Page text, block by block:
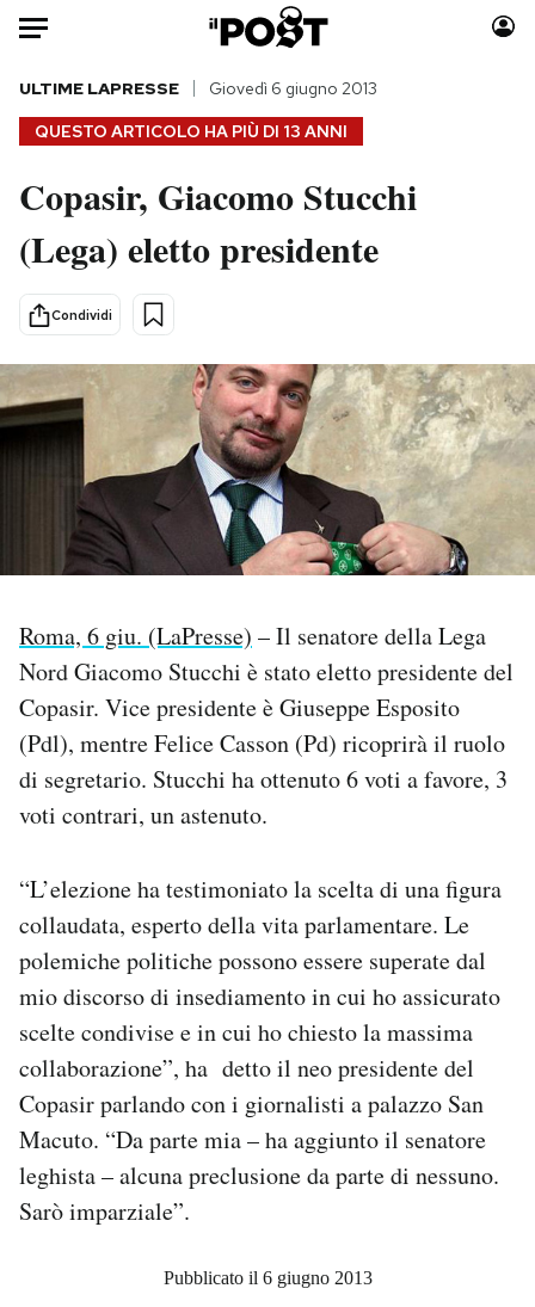
Auto
HOME
Italia
Politica
Tecnologia
Internet
Scienza
Cultura
Sport
Moda
Consumismi
Media
Europa
Altrecose
Mondiali calcio 2026
PODCAST
NEWSLETTER
I MIEI PREFERITI
SHOP
CALENDARIO
AREA PERSONALE
Area Personale
Newsletter
Regala il Post
Hai bisogno di aiuto?
Esci
QUESTO ARTICOLO HA PIÙ DI 13 ANNI
ULTIME LAPRESSE Giovedì 6 giugno 2013
Copasir, Giacomo Stucchi
(Lega) eletto presidente
Condividi
Roma, 6 giu. (LaPresse) – Il senatore della Lega
Nord Giacomo Stucchi è stato eletto presidente del
Copasir. Vice presidente è Giuseppe Esposito
(Pdl), mentre Felice Casson (Pd) ricoprirà il ruolo
di segretario. Stucchi ha ottenuto 6 voti a favore, 3
voti contrari, un astenuto.
“L’elezione ha testimoniato la scelta di una figura
collaudata, esperto della vita parlamentare. Le
polemiche politiche possono essere superate dal
mio discorso di insediamento in cui ho assicurato
scelte condivise e in cui ho chiesto la massima
collaborazione”, ha detto il neo presidente del
Copasir parlando con i giornalisti a palazzo San
Macuto. “Da parte mia – ha aggiunto il senatore
leghista – alcuna preclusione da parte di nessuno.
Sarò imparziale”.
Pubblicato il 6 giugno 2013